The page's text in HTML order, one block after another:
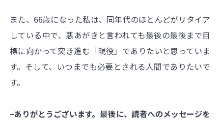
また、66歳になった私は、同年代のほとんどがリタイア
している中で、悪あがきと言われても最後の最後まで目
標に向かって突き進む「現役」でありたいと思っていま
す。そして、いつまでも必要とされる人間でありたいで
す。
–ありがとうございます。最後に、読者へのメッセージを